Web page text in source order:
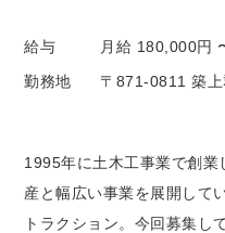
給与
月給 180,000円
勤務地
〒871-0811 築
1995年に土木工事業で創業
産と幅広い事業を展開して
トラクション。今回募集し